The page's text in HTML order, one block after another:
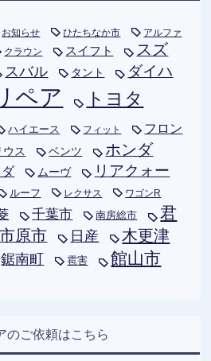
お知らせ ひたちなか市
アルファ
クラウン スイフト
スズ
スバル タント
ダイハ
ペア
トヨタ
ハイエース フィット
フロン
ウス ベンツ ホンダ
ムーヴ
リアクォー
ルーフ レクサス ワゴンR
千葉市 南房総市
君
市原市 日産
木更津
鋸南町 雹害 館山市
のご依頼はこちら